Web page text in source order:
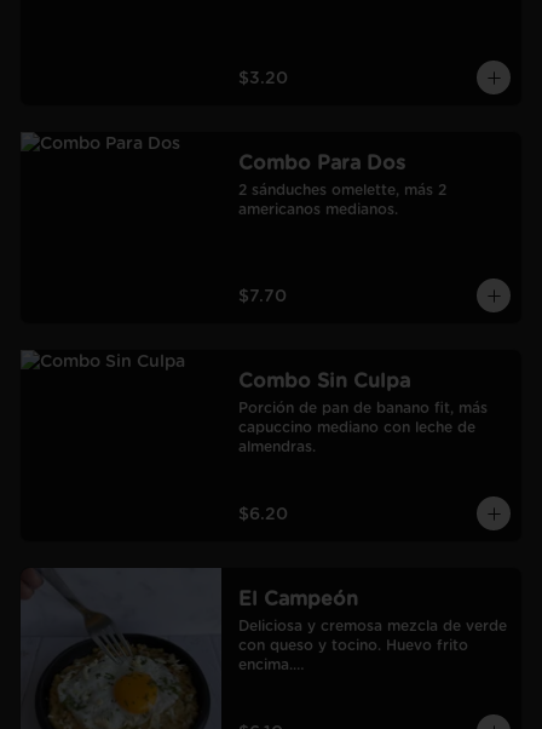
$3.20
Combo Para Dos
2 sánduches omelette, más 2
americanos medianos.
$7.70
Combo Sin Culpa
Porción de pan de banano fit, más
capuccino mediano con leche de
almendras.
$6.20
El Campeón
Deliciosa y cremosa mezcla de verde
con queso y tocino. Huevo frito
encima.